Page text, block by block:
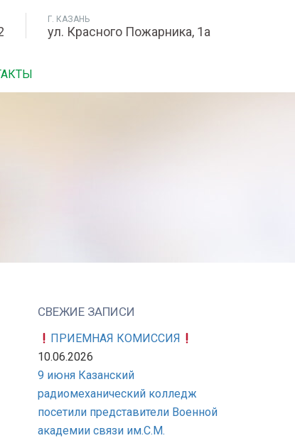
Г. КАЗАНЬ
ул. Красного Пожарника, 1а
СВЕЖИЕ ЗАПИСИ
ПРИЕМНАЯ КОМИССИЯ
10.06.2026
9 июня Казанский
радиомеханический колледж
посетили представители Военной
академии связи им.С.М.